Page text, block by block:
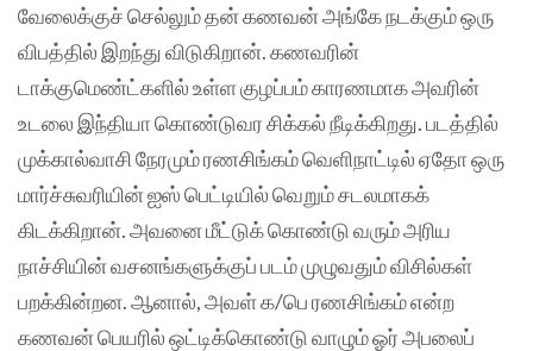
வேலைக்குச் செல்லும் தன் கணவன் அங்கே நடக்கும் ஒரு
விபத்தில் இறந்து விடுகிறான். கணவரின்
டாக்குமெண்ட்களில் உள்ள குழப்பம் காரணமாக அவரின்
உடலை இந்தியா கொண்டுவர சிக்கல் நீடிக்கிறது. படத்தில்
முக்கால்வாசி நேரமும் ரணசிங்கம் வெளிநாட்டில் ஏதோ ஒரு
மார்ச்சுவரியின் ஐஸ் பெட்டியில் வெறும் சடலமாகக்
கிடக்கிறான். அவனை மீட்டுக் கொண்டு வரும் அரிய
நாச்சியின் வசனங்களுக்குப் படம் முழுவதும் விசில்கள்
பறக்கின்றன. ஆனால், அவள் க/பெ ரணசிங்கம் என்ற
கணவன் பெயரில் ஒட்டிக்கொண்டு வாழும் ஓர் அபலைப்